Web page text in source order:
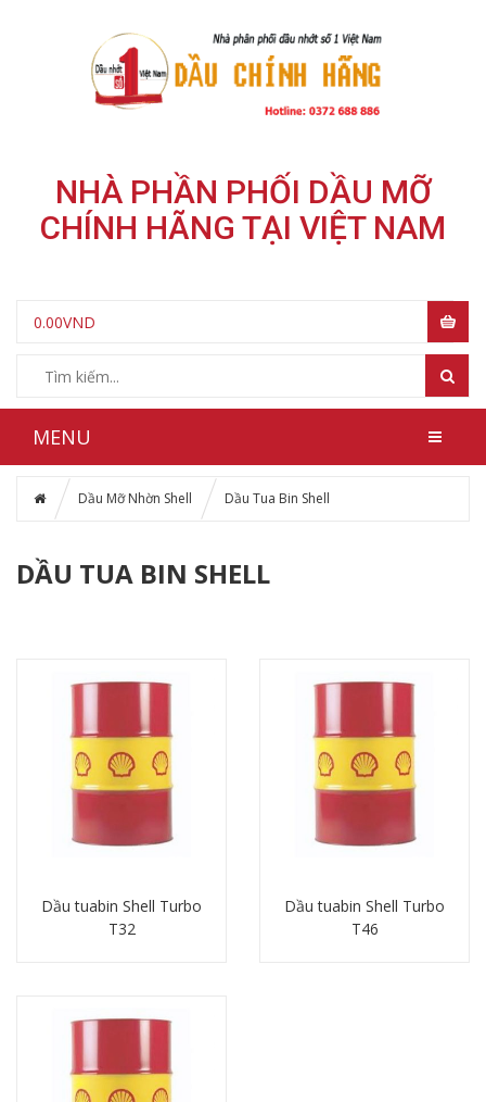
NHÀ PHẦN PHỐI DẦU MỠ
CHÍNH HÃNG TẠI VIỆT NAM
0.00VND
MENU
Dầu Mỡ Nhờn Shell Dầu Tua Bin Shell
DẦU TUA BIN SHELL
Dầu tuabin Shell Turbo
T32
Dầu tuabin Shell Turbo
T46